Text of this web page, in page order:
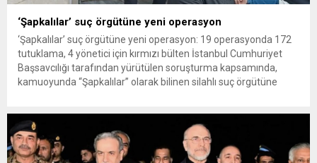
‘Şapkalılar’ suç örgütüne yeni operasyon
‘Şapkalılar’ suç örgütüne yeni operasyon: 19 operasyonda 172
tutuklama, 4 yönetici için kırmızı bülten İstanbul Cumhuriyet
Başsavcılığı tarafından yürütülen soruşturma kapsamında,
kamuoyunda “Şapkalılar” olarak bilinen silahlı suç örgütüne
172 kişi tutuklandı İstanbul Cumhuriyet Başsavcılığı Örgütlü
Suçlar...